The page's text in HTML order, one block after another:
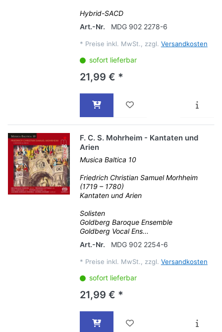
Hybrid-SACD
Art.-Nr.
MDG 902 2278-6
* Preise inkl. MwSt., zzgl. Versandkosten
sofort lieferbar
21,99 € *
F. C. S. Mohrheim - Kantaten und
Arien
Musica Baltica 10
Friedrich Christian Samuel Morhheim
(1719 – 1780)
Kantaten und Arien
Solisten
Goldberg Baroque Ensemble
Goldberg Vocal Ens...
Art.-Nr.
MDG 902 2254-6
* Preise inkl. MwSt., zzgl. Versandkosten
sofort lieferbar
21,99 € *